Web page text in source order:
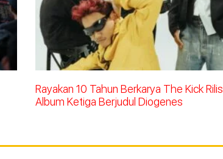
Rayakan 10 Tahun Berkarya The Kick Rilis
Album Ketiga Berjudul Diogenes